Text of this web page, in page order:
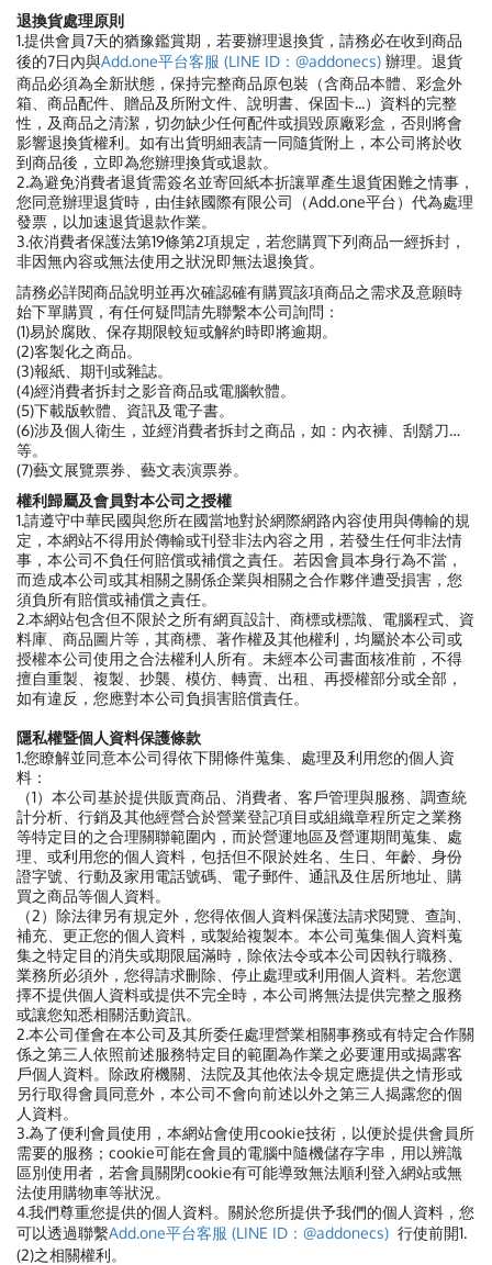
退換貨處理原則
1.提供會員7天的猶豫鑑賞期，若要辦理退換貨，請務必在收到商品
後的7日內與Add.one平台客服 (LINE ID：@addonecs) 辦理。退貨
商品必須為全新狀態，保持完整商品原包裝（含商品本體、彩盒外
箱、商品配件、贈品及所附文件、說明書、保固卡...）資料的完整
性，及商品之清潔，切勿缺少任何配件或損毀原廠彩盒，否則將會
影響退換貨權利。如有出貨明細表請一同隨貨附上，本公司將於收
到商品後，立即為您辦理換貨或退款。
2.為避免消費者退貨需簽名並寄回紙本折讓單產生退貨困難之情事，
您同意辦理退貨時，由佳銥國際有限公司（Add.one平台）代為處理
發票，以加速退貨退款作業。
3.依消費者保護法第19條第2項規定，若您購買下列商品一經拆封，
非因無內容或無法使用之狀況即無法退換貨。
請務必詳閱商品說明並再次確認確有購買該項商品之需求及意願時
始下單購買，有任何疑問請先聯繫本公司詢問：
(1)易於腐敗、保存期限較短或解約時即將逾期。
(2)客製化之商品。
(3)報紙、期刊或雜誌。
(4)經消費者拆封之影音商品或電腦軟體。
(5)下載版軟體、資訊及電子書。
(6)涉及個人衛生，並經消費者拆封之商品，如：內衣褲、刮鬍刀…
等。
(7)藝文展覽票券、藝文表演票券。
權利歸屬及會員對本公司之授權
1.請遵守中華民國與您所在國當地對於網際網路內容使用與傳輸的規
定，本網站不得用於傳輸或刊登非法內容之用，若發生任何非法情
事，本公司不負任何賠償或補償之責任。若因會員本身行為不當，
而造成本公司或其相關之關係企業與相關之合作夥伴遭受損害，您
須負所有賠償或補償之責任。
2.本網站包含但不限於之所有網頁設計、商標或標識、電腦程式、資
料庫、商品圖片等，其商標、著作權及其他權利，均屬於本公司或
授權本公司使用之合法權利人所有。未經本公司書面核准前，不得
擅自重製、複製、抄襲、模仿、轉賣、出租、再授權部分或全部，
如有違反，您應對本公司負損害賠償責任。
隱私權暨個人資料保護條款
1.您瞭解並同意本公司得依下開條件蒐集、處理及利用您的個人資
料：
（1）本公司基於提供販賣商品、消費者、客戶管理與服務、調查統
計分析、行銷及其他經營合於營業登記項目或組織章程所定之業務
等特定目的之合理關聯範圍內，而於營運地區及營運期間蒐集、處
理、或利用您的個人資料，包括但不限於姓名、生日、年齡、身份
證字號、行動及家用電話號碼、電子郵件、通訊及住居所地址、購
買之商品等個人資料。
（2）除法律另有規定外，您得依個人資料保護法請求閱覽、查詢、
補充、更正您的個人資料，或製給複製本。本公司蒐集個人資料蒐
集之特定目的消失或期限屆滿時，除依法令或本公司因執行職務、
業務所必須外，您得請求刪除、停止處理或利用個人資料。若您選
擇不提供個人資料或提供不完全時，本公司將無法提供完整之服務
或讓您知悉相關活動資訊。
2.本公司僅會在本公司及其所委任處理營業相關事務或有特定合作關
係之第三人依照前述服務特定目的範圍為作業之必要運用或揭露客
戶個人資料。除政府機關、法院及其他依法令規定應提供之情形或
另行取得會員同意外，本公司不會向前述以外之第三人揭露您的個
人資料。
3.為了便利會員使用，本網站會使用cookie技術，以便於提供會員所
需要的服務；cookie可能在會員的電腦中隨機儲存字串，用以辨識
區別使用者，若會員關閉cookie有可能導致無法順利登入網站或無
法使用購物車等狀況。
4.我們尊重您提供的個人資料。關於您所提供予我們的個人資料， 您
可以透過聯繫Add.one平台客服 (LINE ID：@addonecs) 行使前開1.
(2)之相關權利。